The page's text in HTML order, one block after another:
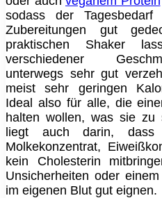
sodass der
Zubereitungen gut
praktischen Shaker
verschiedener
unterwegs sehr gut
meist sehr geringen
Ideal also für alle, die
halten wollen, was sie zu
liegt auch darin, dass
Molkekonzentrat,
kein Cholesterin
Unsicherheiten oder
im eigenen Blut gut eignen.